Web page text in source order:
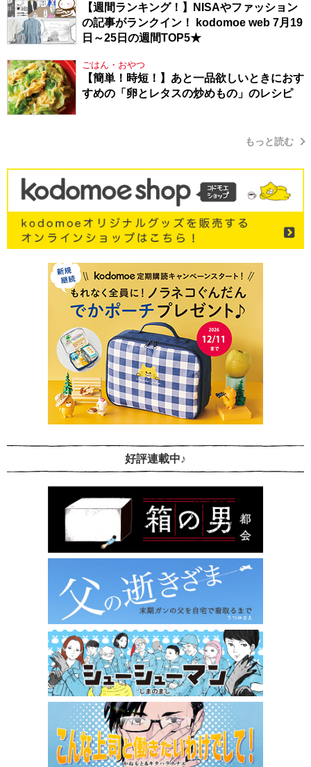
【週間ランキング！】NISAやファッション
の記事がランクイン！ kodomoe web 7月19
日～25日の週間TOP5★
ごはん・おやつ
【簡単！時短！】あと一品欲しいときにおす
すめの「卵とレタスの炒めもの」のレシピ
もっと読む
好評連載中♪